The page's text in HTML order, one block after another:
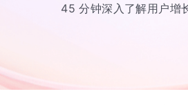
45 分钟深入了解用户增